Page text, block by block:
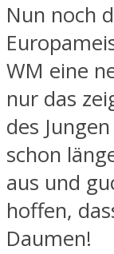
Nun noch
WM eine
nur das
des
schon
aus und
hoffen,
Daumen!